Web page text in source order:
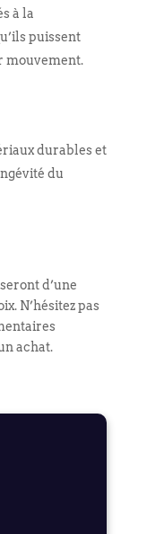
à la
puissent
mouvement.
durables et
du
d’une
N’hésitez pas
achat.